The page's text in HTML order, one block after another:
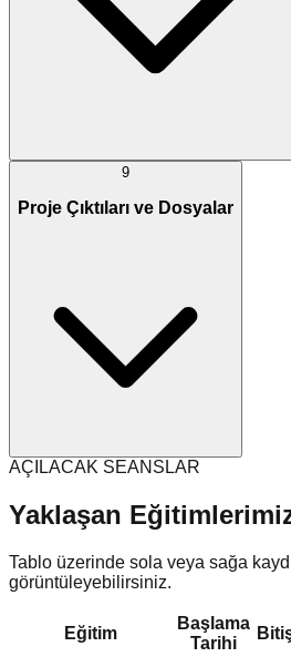
9
Proje Çıktıları ve Dosyalar
AÇILACAK SEANSLAR
Yaklaşan
Tablo üzerinde sola veya sağa
görüntüleyebilirsiniz.
Eğitim
Başlama
Tarihi